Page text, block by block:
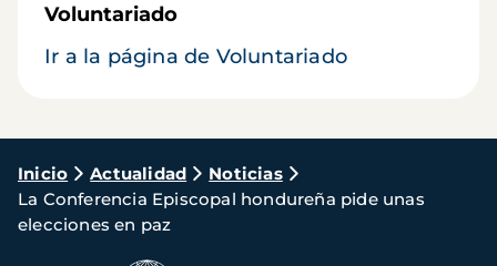
Voluntariado
Ir a la página de Voluntariado
Ruta
de
navegación
Inicio Actualidad
Noticias
La Conferencia Episcopal hondureña pide unas
elecciones en paz